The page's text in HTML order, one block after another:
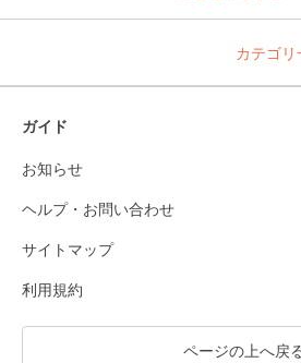
カテゴ
ガイド
お知らせ
ヘルプ・お問い合わせ
サイトマップ
利用規約
ページの上へ戻